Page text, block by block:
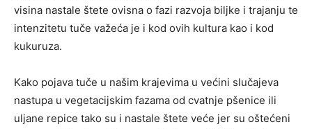
visina nastale štete ovisna o fazi razvoja biljke i trajanju te
intenzitetu tuče važeća je i kod ovih kultura kao i kod
kukuruza.
Kako pojava tuče u našim krajevima u većini slučajeva
nastupa u vegetacijskim fazama od cvatnje pšenice ili
uljane repice tako su i nastale štete veće jer su oštećeni